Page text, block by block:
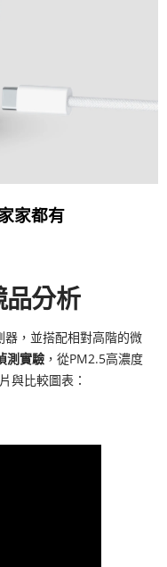
家都有
分析
，並搭配相對高階的微
測實驗，從PM2.5高濃度
與比較圖表：